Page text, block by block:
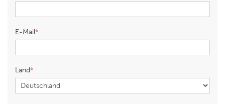
E-Mail
Land